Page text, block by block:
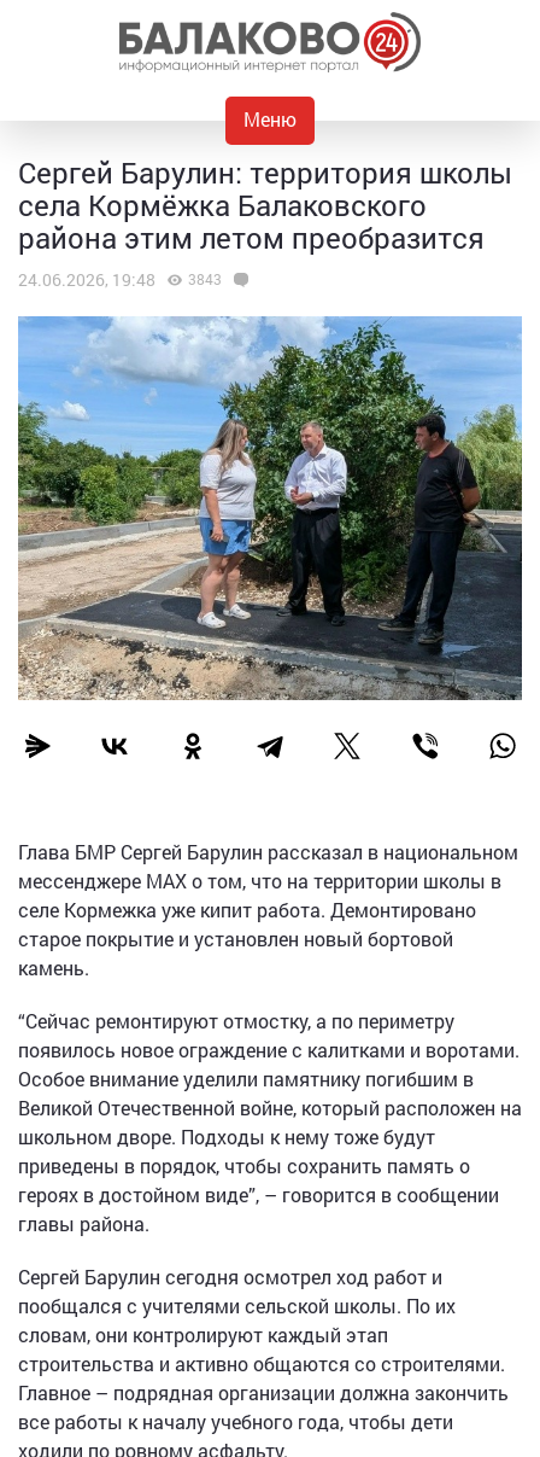
Меню
Сергей Барулин: территория школы
села Кормёжка Балаковского
района этим летом преобразится
24.06.2026, 19:48 3843
Глава БМР Сергей Барулин рассказал в национальном
мессенджере МАХ о том, что на территории школы в
селе Кормежка уже кипит работа. Демонтировано
старое покрытие и установлен новый бортовой
камень.
“Сейчас ремонтируют отмостку, а по периметру
появилось новое ограждение с калитками и воротами.
Особое внимание уделили памятнику погибшим в
Великой Отечественной войне, который расположен на
школьном дворе. Подходы к нему тоже будут
приведены в порядок, чтобы сохранить память о
героях в достойном виде”, – говорится в сообщении
главы района.
Сергей Барулин сегодня осмотрел ход работ и
пообщался с учителями сельской школы. По их
словам, они контролируют каждый этап
строительства и активно общаются со строителями.
Главное – подрядная организации должна закончить
все работы к началу учебного года, чтобы дети
ходили по ровному асфальту.